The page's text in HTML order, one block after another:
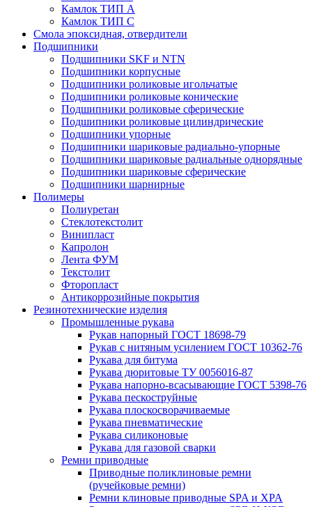
Камлок ТИП А
Камлок ТИП С
Смола эпоксидная, отвердители
Подшипники
Подшипники SKF и NTN
Подшипники корпусные
Подшипники роликовые игольчатые
Подшипники роликовые конические
Подшипники роликовые сферические
Подшипники роликовые цилиндрические
Подшипники упорные
Подшипники шариковые радиально-упорные
Подшипники шариковые радиальные однорядные
Подшипники шариковые сферические
Подшипники шарнирные
Полимеры
Полиуретан
Стеклотекстолит
Винипласт
Капролон
Лента ФУМ
Текстолит
Фторопласт
Антикоррозийные покрытия
Резинотехнические изделия
Промышленные рукава
Рукав напорный ГОСТ 18698-79
Рукав с нитяным усилением ГОСТ 10362-76
Рукава для битума
Рукава дюритовые ТУ 0056016-87
Рукава напорно-всасывающие ГОСТ 5398-76
Рукава пескоструйные
Рукава плоскосворачиваемые
Рукава пневматические
Рукава силиконовые
Рукава для газовой сварки
Ремни приводные
Приводные поликлиновые ремни
(ручейковые ремни)
Ремни клиновые приводные SPA и XPA